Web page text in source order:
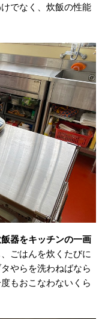
でなく、炊飯の性能
器をキッチンの一画
ごはんを炊くたびに
やらを洗わねばなら
もおこなわないくら